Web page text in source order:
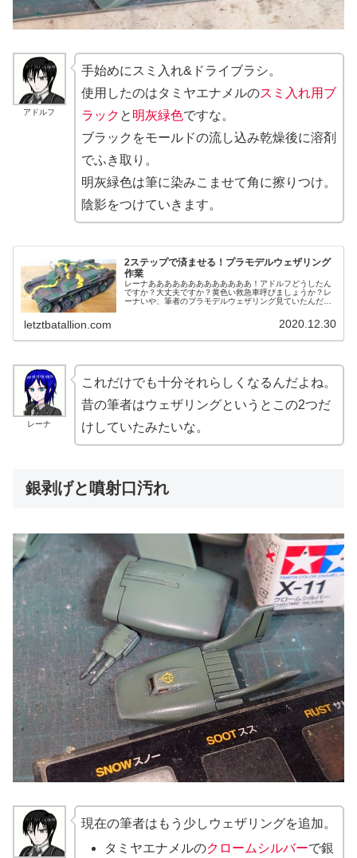
アドルフ
手始めにスミ入れ&ドライブラシ。
使用したのはタミヤエナメルのスミ入れ用ブ
ラック と 明灰緑色ですな。
ブラックをモールドの流し込み乾燥後に溶剤
でふき取り。
明灰緑色は筆に染みこませて角に擦りつけ。
陰影をつけていきます。
2ステップで済ませる！プラモデルウェザリング
作業
レーナあああああああああああああ！アドルフどうしたん
ですか？大丈夫ですか？黄色い救急車呼びましょうか？レ
ーナいや、筆者のプラモデルウェザリング見ていたんだけ
letztbatallion.com 2020.12.30
レーナ
これだけでも十分それらしくなるんだよね。
昔の筆者はウェザリングというとこの2つだ
けしていたみたいな。
銀剥げと噴射口汚れ
現在の筆者はもう少しウェザリングを追加。
タミヤエナメルのクロームシルバーで銀